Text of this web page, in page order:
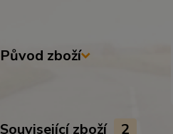
Původ zboží
Související zboží 2